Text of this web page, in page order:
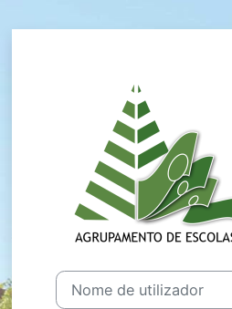
Nome de utilizador